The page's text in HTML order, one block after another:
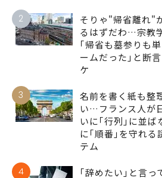
2
そりゃ"帰省離れ"
るはずだわ…宗教
｢帰省も墓参りも
ームだった｣と断
ケ
3
名前を書く紙も整
い…フランス人が
いに｢行列｣に並ば
に｢順番｣を守れる
テム
4
｢辞めたい｣と言っ